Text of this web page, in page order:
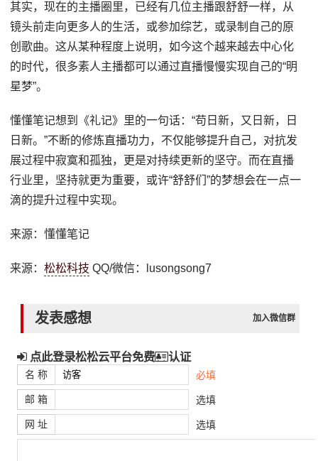
其实，现在的主播圈里，已经有几位主播跟舒舒一样，从
镜头前走向更多人的生活，或参加综艺，或录制自己的原
创歌曲。这从某种程度上说明，如今这个越来越去中心化
的时代，很多素人主播都可以通过直播慢慢实现自己的“明
星梦”。
懂懂笔记想到《礼记》里的一句话：“苟日新，又日新，日
日新。”不断的修炼直播功力，不仅能够提升自己，对抗发
展过程中寂寞和孤独，更是对持续更新的坚守。而在直播
行业里，坚持就更为重要，或许“舒舒们”的梦想会在一点一
滴的提升过程中实现。
来源：懂懂笔记
来源：松松科技 QQ/微信：lusongsong7
发表感想 加入微信群
点此登录松松云平台免费 认证
名 称 必填
邮 箱 选填
网 址 选填